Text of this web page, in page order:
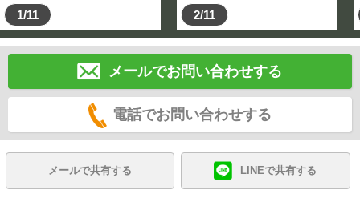
1/11 2/11
メールでお問い合わせする
電話でお問い合わせする
メールで共有する LINEで共有する